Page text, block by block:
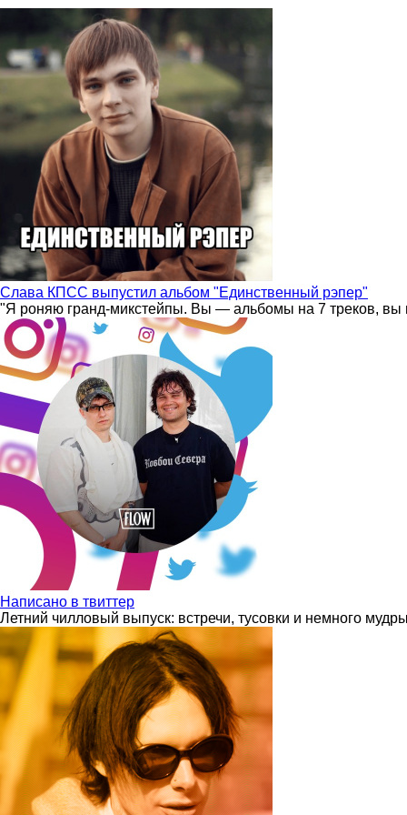
Слава КПСС выпустил альбом "Единственный рэпер"
"Я роняю гранд-микстейпы. Вы — альбомы на 7 треков,
Написано в твиттер
Летний чилловый выпуск: встречи, тусовки и немного